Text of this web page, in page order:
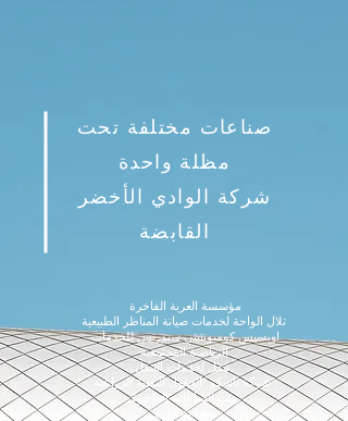
صناعات مختلفة تحت
مظلة واحدة
شركة الوادي الأخضر
القابضة
مؤسسة العربة الفاخرة
تلال الواحة لخدمات صيانة المناظر الطبيعية
اويسيس كوميونتيتي سبورتس للخدمات
الرياضية المجتمعية
تنقل لخدمات التنقل
شركة تاسكو "الحلول التقنية الزراعية"
بيت الساعات الفاخرة
عجلات ايزي